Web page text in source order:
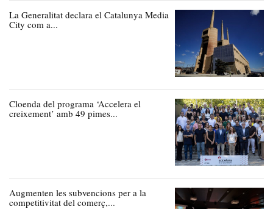
La Generalitat declara el Catalunya Media
City com a...
Cloenda del programa ‘Accelera el
creixement’ amb 49 pimes...
Augmenten les subvencions per a la
competitivitat del comerç,...